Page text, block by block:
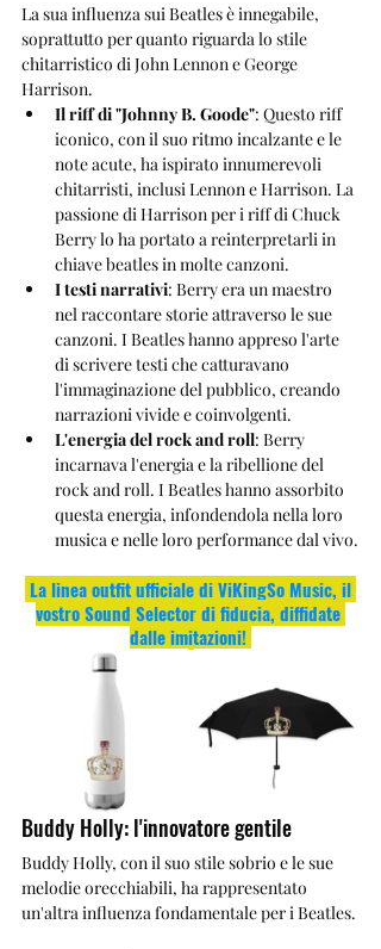
La sua influenza sui Beatles è innegabile,
soprattutto per quanto riguarda lo stile
chitarristico di John Lennon e George
Harrison.
Il riff di "Johnny B. Goode": Questo riff
iconico, con il suo ritmo incalzante e le
note acute, ha ispirato innumerevoli
chitarristi, inclusi Lennon e Harrison. La
passione di Harrison per i riff di Chuck
Berry lo ha portato a reinterpretarli in
chiave beatles in molte canzoni.
I testi narrativi: Berry era un maestro
nel raccontare storie attraverso le sue
canzoni. I Beatles hanno appreso l'arte
di scrivere testi che catturavano
l'immaginazione del pubblico, creando
narrazioni vivide e coinvolgenti.
L'energia del rock and roll: Berry
incarnava l'energia e la ribellione del
rock and roll. I Beatles hanno assorbito
questa energia, infondendola nella loro
musica e nelle loro performance dal vivo.
La linea outfit ufficiale di ViKingSo Music, il
vostro Sound Selector di fiducia, diffidate
dalle imitazioni!
Buddy Holly: l'innovatore gentile
Buddy Holly, con il suo stile sobrio e le sue
melodie orecchiabili, ha rappresentato
un'altra influenza fondamentale per i Beatles.